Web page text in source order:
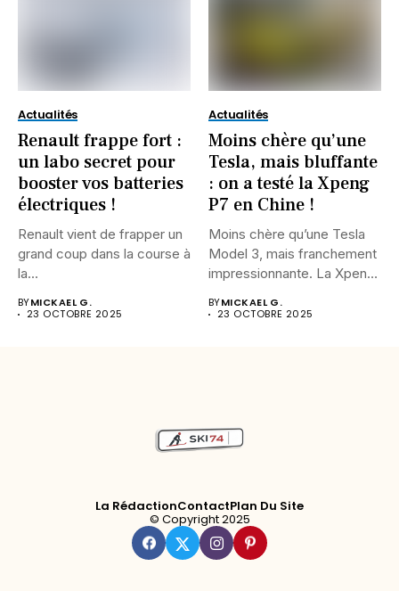
Actualités
Renault frappe fort :
un labo secret pour
booster vos batteries
électriques !
Renault vient de frapper un
grand coup dans la course à
la...
BYMICKAEL G.
23 OCTOBRE 2025
Actualités
Moins chère qu’une
Tesla, mais bluffante
: on a testé la Xpeng
P7 en Chine !
Moins chère qu’une Tesla
Model 3, mais franchement
impressionnante. La Xpeng
BYMICKAEL G.
23 OCTOBRE 2025
La RédactionContactPlan Du Site
© Copyright 2025